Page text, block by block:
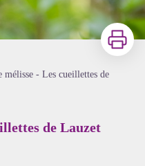
Imprimer
mélisse - Les cueillettes de
de Lauzet